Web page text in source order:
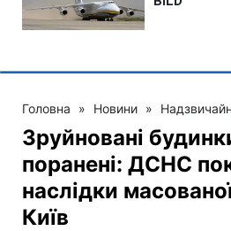
Головна » Новини »
Зруйновані
поранені: ДСНС
наслідки
Київ